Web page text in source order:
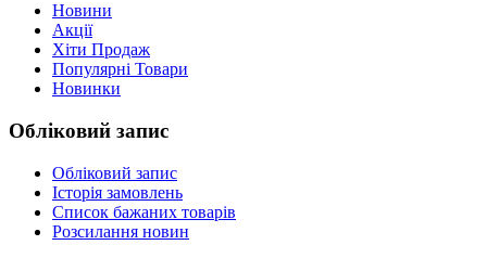
Новини
Акції
Хіти Продаж
Популярні Товари
Новинки
Обліковий запис
Обліковий запис
Історія замовлень
Список бажаних товарів
Розсилання новин